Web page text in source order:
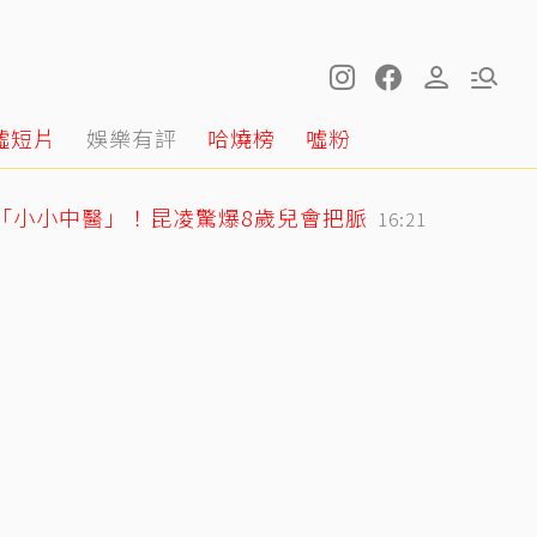
短片 娛樂有評 哈燒榜 噓粉
小中醫」！昆凌驚爆8歲兒會把脈 16:21